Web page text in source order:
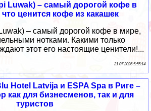
Luwak) – самый дорогой кофе в
ценится кофе из какашек
– самый дорогой кофе в мире,
нотками. Какими только
этот его настоящие ценители!...
21 07 2026 5:55:14
Hotel Latvija и ESPA Spa в Риге –
как для бизнесменов, так и для
туристов